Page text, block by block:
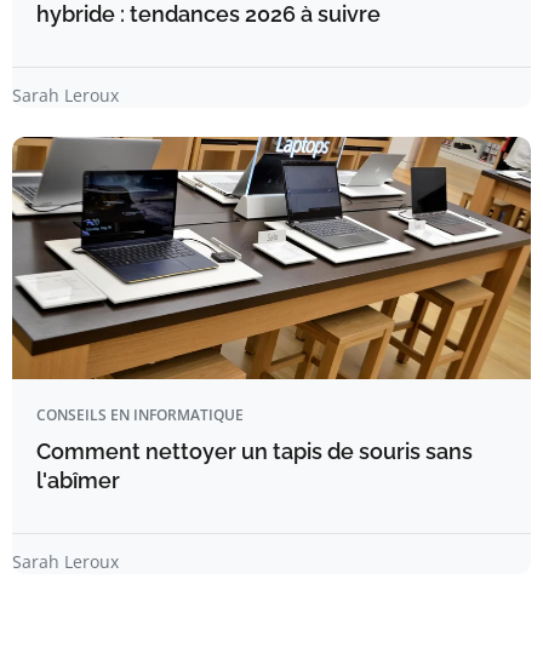
hybride : tendances 2026 à suivre
Sarah Leroux
CONSEILS EN INFORMATIQUE
Comment nettoyer un tapis de souris sans
l'abîmer
Sarah Leroux